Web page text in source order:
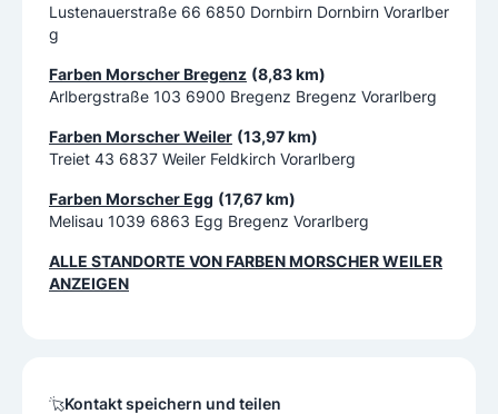
Lustenauerstraße 66 6850 Dornbirn Dornbirn Vorarlber
g
Farben Morscher Bregenz (8,83 km)
Arlbergstraße 103 6900 Bregenz Bregenz Vorarlberg
Farben Morscher Weiler (13,97 km)
Treiet 43 6837 Weiler Feldkirch Vorarlberg
Farben Morscher Egg (17,67 km)
Melisau 1039 6863 Egg Bregenz Vorarlberg
ALLE STANDORTE VONFARBEN MORSCHER WEILER
ANZEIGEN
Kontakt speichern und teilen